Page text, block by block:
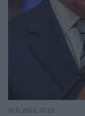
15.11.2022, 13:22